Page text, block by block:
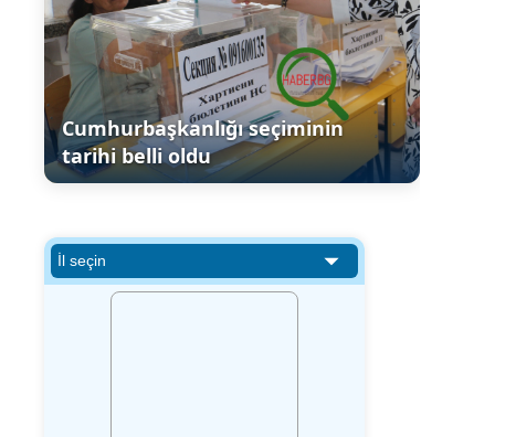
Cumhurbaşkanlığı seçiminin
tarihi belli oldu